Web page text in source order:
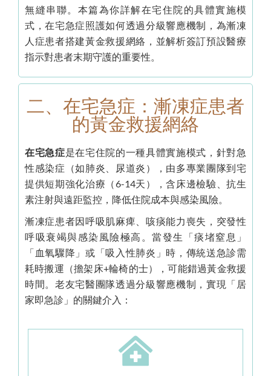
無縫串聯。本篇為你詳解在宅住院的具體實施模
式，在宅急症照護如何透過分級響應機制，為漸凍
人症患者搭建黃金救援網絡，並解析簽訂預設醫療
指示對患者末期守護的重要性。
二、在宅急症：漸凍症患者
的黃金救援網絡
在宅急症是在宅住院的一種具體實施模式，針對急
性感染症（如肺炎、尿道炎），由多專業團隊到宅
提供短期強化治療（6-14天），含床邊檢驗、抗生
素注射與遠距監控，降低住院成本與感染風險。
漸凍症患者因呼吸肌麻痺、咳痰能力喪失，突發性
呼吸衰竭與感染風險極高。當發生「痰堵窒息」
「血氧驟降」或「吸入性肺炎」時，傳統送急診需
耗時搬運（擔架床+輪椅的士），可能錯過黃金救援
時間。老友宅醫團隊透過分級響應機制，實現「居
家即急診」的關鍵介入：